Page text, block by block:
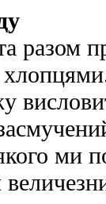
разом
ми